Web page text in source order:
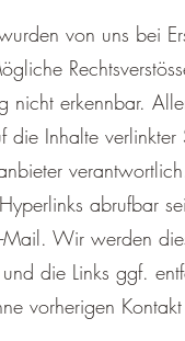
von uns bei
nicht erkennbar.
Inhalte verlinkter
abrufbar
Wir werden
die Links ggf.
vorherigen Kontakt